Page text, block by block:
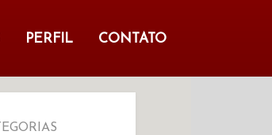
PERFIL CONTATO